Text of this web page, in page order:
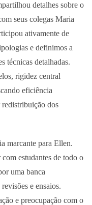
detalhes sobre o
seus colegas Maria
ativamente de
e definimos a
técnicas detalhadas.
rigidez central
eficiência
redistribuição dos
marcante para Ellen.
estudantes de todo o
uma banca
e ensaios.
e preocupação com o